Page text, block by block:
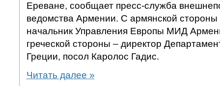
Ереване, сообщает пресс-служба
ведомства Армении. С армянской стороны
начальник Управления Европы МИД
греческой стороны – директор
Греции, посол Каролос Гадис.
Читать далее »